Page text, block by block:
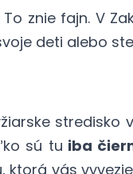
znie fajn. V
deti alebo
stredisko
sú tu iba
ktorá vás